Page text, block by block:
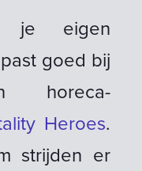
je eigen
goed bij
horeca-
Heroes.
strijden er